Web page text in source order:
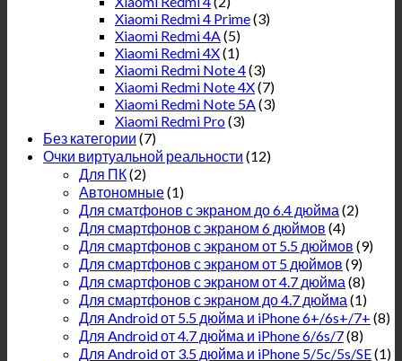
Xiaomi Redmi 4 Prime(3)
Xiaomi Redmi 4A(5)
Xiaomi Redmi 4X(1)
Xiaomi Redmi Note 4(3)
Xiaomi Redmi Note 4X(7)
Xiaomi Redmi Note 5A(3)
Xiaomi Redmi Pro(3)
Без категории (7)
Очки виртуальной реальности (12)
Для ПК(2)
Автономные(1)
Для сматфонов с экраном до 6.4 дюйма (2)
Для смартфонов с экраном 6 дюймов (4)
Для смартфонов с экраном от 5.5 дюймов (9)
Для смартфонов с экраном от 5 дюймов (9)
Для смартфонов с экраном от 4.7 дюйма (8)
Для смартфонов с экраном до 4.7 дюйма (1)
Для Android от 5.5 дюйма и iPhone 6+/6s+/7+ (8)
Для Android от 4.7 дюйма и iPhone 6/6s/7(8)
Для Android от 3.5 дюйма и iPhone 5/5c/5s/SE(1)